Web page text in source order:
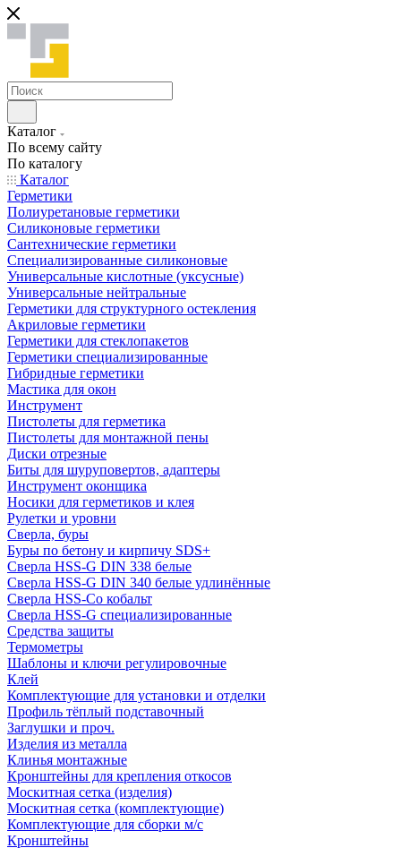
Каталог
По всему сайту
По каталогу
Каталог
Герметики
Полиуретановые герметики
Силиконовые герметики
Сантехнические герметики
Специализированные силиконовые
Универсальные кислотные (уксусные)
Универсальные нейтральные
Герметики для структурного остекления
Акриловые герметики
Герметики для стеклопакетов
Герметики специализированные
Гибридные герметики
Мастика для окон
Инструмент
Пистолеты для герметика
Пистолеты для монтажной пены
Диски отрезные
Биты для шуруповертов, адаптеры
Инструмент оконщика
Носики для герметиков и клея
Рулетки и уровни
Сверла, буры
Буры по бетону и кирпичу SDS+
Сверла HSS-G DIN 338 белые
Сверла HSS-G DIN 340 белые удлинённые
Сверла HSS-Co кобальт
Сверла HSS-G специализированные
Средства защиты
Термометры
Шаблоны и ключи регулировочные
Клей
Комплектующие для установки и отделки
Профиль тёплый подставочный
Заглушки и проч.
Изделия из металла
Клинья монтажные
Кронштейны для крепления откосов
Москитная сетка (изделия)
Москитная сетка (комплектующие)
Комплектующие для сборки м/с
Кронштейны